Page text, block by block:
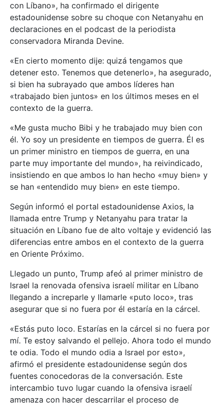
con Líbano», ha confirmado el dirigente
estadounidense sobre su choque con Netanyahu en
declaraciones en el podcast de la periodista
conservadora Miranda Devine.
«En cierto momento dije: quizá tengamos que
detener esto. Tenemos que detenerlo», ha asegurado,
si bien ha subrayado que ambos líderes han
«trabajado bien juntos» en los últimos meses en el
contexto de la guerra.
«Me gusta mucho Bibi y he trabajado muy bien con
él. Yo soy un presidente en tiempos de guerra. Él es
un primer ministro en tiempos de guerra, en una
parte muy importante del mundo», ha reivindicado,
insistiendo en que ambos lo han hecho «muy bien» y
se han «entendido muy bien» en este tiempo.
Según informó el portal estadounidense Axios, la
llamada entre Trump y Netanyahu para tratar la
situación en Líbano fue de alto voltaje y evidenció las
diferencias entre ambos en el contexto de la guerra
en Oriente Próximo.
Llegado un punto, Trump afeó al primer ministro de
Israel la renovada ofensiva israelí militar en Líbano
llegando a increparle y llamarle «puto loco», tras
asegurar que si no fuera por él estaría en la cárcel.
«Estás puto loco. Estarías en la cárcel si no fuera por
mí. Te estoy salvando el pellejo. Ahora todo el mundo
te odia. Todo el mundo odia a Israel por esto»,
afirmó el presidente estadounidense según dos
fuentes conocedoras de la conversación. Este
intercambio tuvo lugar cuando la ofensiva israelí
amenaza con hacer descarrilar el proceso de